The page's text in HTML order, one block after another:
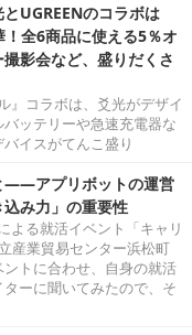
UGREENのコラボは
！全6商品に使える5％オ
影会など、盛りだくさ
』コラボは、爻光がデザイ
ッテリーや急速充電器な
イスがてんこ盛り
――アプリボットの運営
み力」の重要性
よる就活イベント「キャリ
産業貿易センター浜松町
トに合わせ、自身の就活
ーに聞いてみたので、そ